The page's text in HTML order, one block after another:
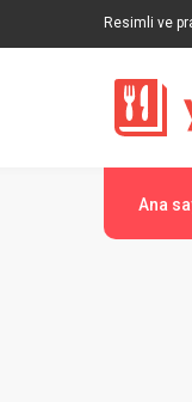
Resimli ve
Ana